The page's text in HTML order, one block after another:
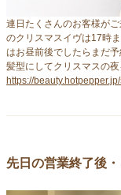
連日たくさんのお客様が
のクリスマスイヴは17時
はお昼前後でしたらまだ
髪型にしてクリスマスの
https://
先日の営業終了後・